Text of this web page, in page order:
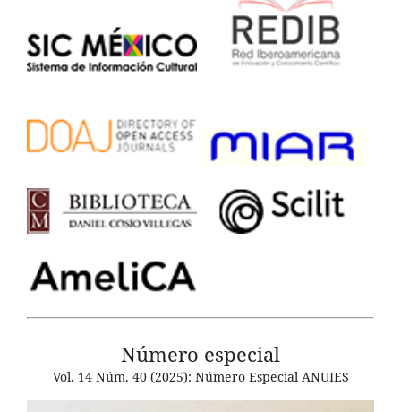
Número especial
Vol. 14 Núm. 40 (2025): Número Especial ANUIES